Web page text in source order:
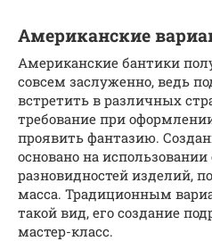
Американские
Американские бантики
совсем заслуженно, ведь
встретить в различных
требование при
проявить фантазию.
основано на
разновидностей изделий,
масса. Традиционным
такой вид, его создание
мастер-класс.